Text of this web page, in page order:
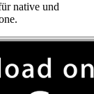
native und